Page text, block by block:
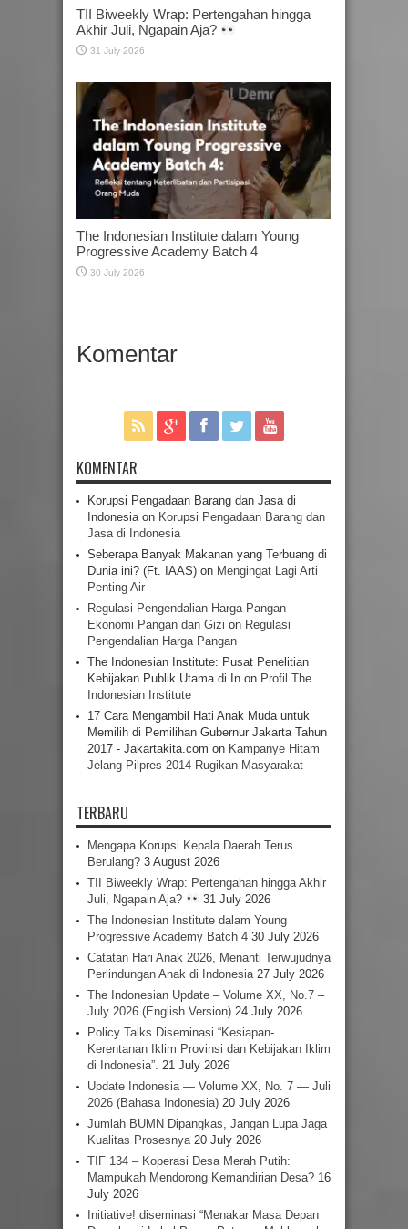
TII Biweekly Wrap: Pertengahan hingga
Akhir Juli, Ngapain Aja?
31 July 2026
The Indonesian Institute dalam Young
Progressive Academy Batch 4
30 July 2026
Komentar
KOMENTAR
Korupsi Pengadaan Barang dan Jasa di
Indonesia on Korupsi Pengadaan Barang dan
Jasa di Indonesia
Seberapa Banyak Makanan yang Terbuang di
Dunia ini? (Ft. IAAS) on Mengingat Lagi Arti
Penting Air
Regulasi Pengendalian Harga Pangan –
Ekonomi Pangan dan Gizi on Regulasi
Pengendalian Harga Pangan
The Indonesian Institute: Pusat Penelitian
Kebijakan Publik Utama di In on Profil The
Indonesian Institute
17 Cara Mengambil Hati Anak Muda untuk
Memilih di Pemilihan Gubernur Jakarta Tahun
2017 - Jakartakita.com on Kampanye Hitam
Jelang Pilpres 2014 Rugikan Masyarakat
TERBARU
Mengapa Korupsi Kepala Daerah Terus
Berulang? 3 August 2026
TII Biweekly Wrap: Pertengahan hingga Akhir
Juli, Ngapain Aja?
31 July 2026
The Indonesian Institute dalam Young
Progressive Academy Batch 4 30 July 2026
Catatan Hari Anak 2026, Menanti Terwujudnya
Perlindungan Anak di Indonesia 27 July 2026
The Indonesian Update – Volume XX, No.7 –
July 2026 (English Version) 24 July 2026
Policy Talks Diseminasi “Kesiapan-
Kerentanan Iklim Provinsi dan Kebijakan Iklim
di Indonesia”. 21 July 2026
Update Indonesia — Volume XX, No. 7 — Juli
2026 (Bahasa Indonesia) 20 July 2026
Jumlah BUMN Dipangkas, Jangan Lupa Jaga
Kualitas Prosesnya 20 July 2026
TIF 134 – Koperasi Desa Merah Putih:
Mampukah Mendorong Kemandirian Desa? 16
July 2026
Initiative! diseminasi “Menakar Masa Depan